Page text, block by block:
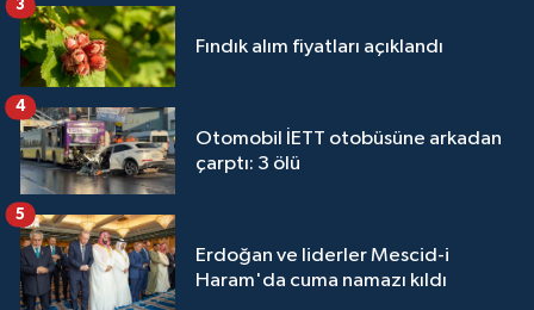
Fındık alım fiyatları açıklandı
3
Otomobil İETT otobüsüne arkadan
çarptı: 3 ölü
4
Erdoğan ve liderler Mescid-i
Haram'da cuma namazı kıldı
5